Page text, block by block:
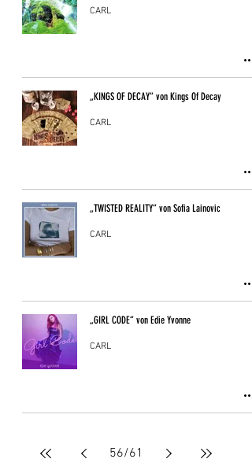
CARL
„KINGS OF DECAY“ von Kings Of Decay
CARL
„TWISTED REALITY“ von Sofia Lainovic
CARL
„GIRL CODE“ von Edie Yvonne
CARL
56/61